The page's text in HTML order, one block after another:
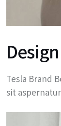
Tesla Brand
sit